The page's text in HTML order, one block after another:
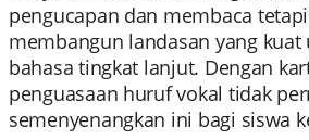
pengucapan dan membaca
membangun landasan yang kuat
bahasa tingkat lanjut. Dengan
penguasaan huruf vokal tidak
semenyenangkan ini bagi siswa